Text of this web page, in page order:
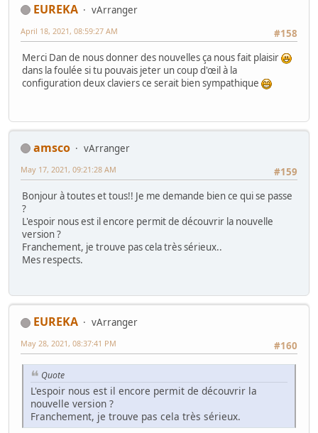
EUREKA
vArranger
#158
April 18, 2021, 08:59:27 AM
Merci Dan de nous donner des nouvelles ça nous fait plaisir
dans la foulée si tu pouvais jeter un coup d'œil à la
configuration deux claviers ce serait bien sympathique
amsco
vArranger
#159
May 17, 2021, 09:21:28 AM
Bonjour à toutes et tous!! Je me demande bien ce qui se passe
?
L'espoir nous est il encore permit de découvrir la nouvelle
version ?
Franchement, je trouve pas cela très sérieux..
Mes respects.
EUREKA
vArranger
#160
May 28, 2021, 08:37:41 PM
Quote
L'espoir nous est il encore permit de découvrir la
nouvelle version ?
Franchement, je trouve pas cela très sérieux.